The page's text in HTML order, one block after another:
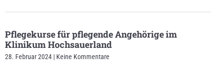
Pflegekurse für pflegende Angehörige im
Klinikum Hochsauerland
28. Februar 2024 Keine Kommentare